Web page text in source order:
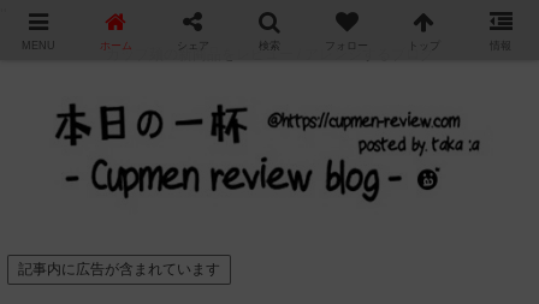
カップ麺の新商品をレビュー / アレンジするブログ
記事内に広告が含まれています
MENU ホーム シェア 検索 フォロー トップ 情報